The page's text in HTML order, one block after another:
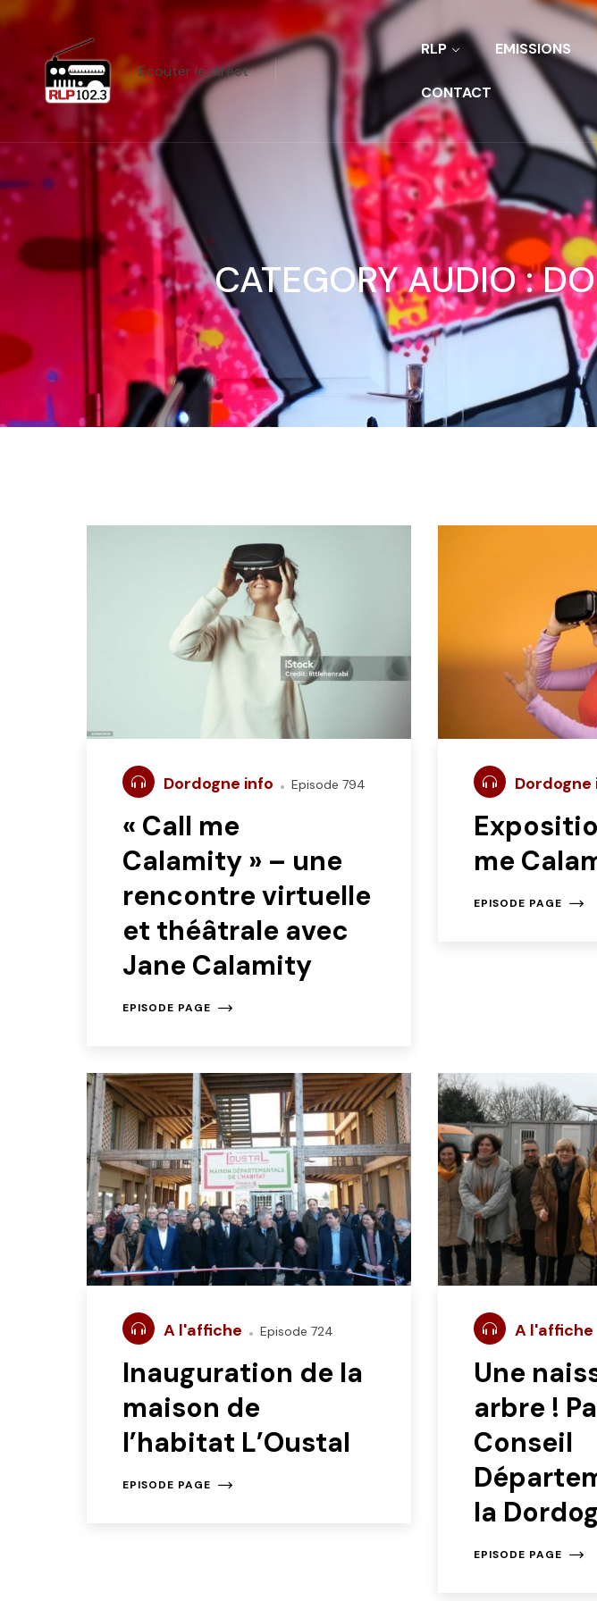
Ecouter le direct
RLP EMISSIONS
CONTACT
CATEGORY AUDIO :
Dordogne info Episode 794
« Call me
Calamity » – une
rencontre virtuelle
et théâtrale avec
Jane Calamity
EPISODE PAGE
Dordogne
me
EPISODE PAGE
A l'affiche Episode 724
Inauguration de la
maison de
l’habitat L’Oustal
EPISODE PAGE
A l'affiche
Une
arbre !
Conseil
la
EPISODE PAGE